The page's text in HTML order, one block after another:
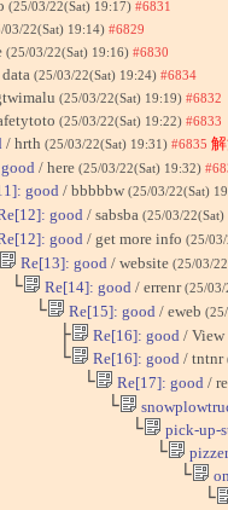
(25/03/22(Sat) 19:17) #6831
03/22(Sat) 19:14) #6829
(25/03/22(Sat) 19:16) #6830
(25/03/22(Sat) 19:24) #6834
(25/03/22(Sat) 19:19) #6832
(25/03/22(Sat) 19:22) #6833
/ hrth (25/03/22(Sat) 19:31) #6835
/ here (25/03/22(Sat) 19:32)
good / bbbbbw (25/03/22(Sat)
good / sabsba (25/03/
good / get more info (25/
Re[13]: good / website (25/03/
Re[14]: good / errenr(25/
Re[15]: good / eweb
Re[16]: good /
Re[16]: good / tntnr
Re[17]: good /
pick-up-